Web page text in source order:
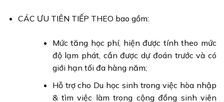
CÁC ƯU TIÊN TIẾP THEO bao gồm:
Mức tăng học phí, hiện được tính theo mức
độ lạm phát, cần được dự đoán trước và có
giới hạn tối đa hàng năm;
Hỗ trợ cho Du học sinh trong việc hòa nhập
& tìm việc làm trong cộng đồng sinh viên